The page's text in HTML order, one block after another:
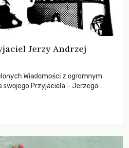
Jerzy Andrzej
Wiadomości z ogromnym
Przyjaciela – Jerzego